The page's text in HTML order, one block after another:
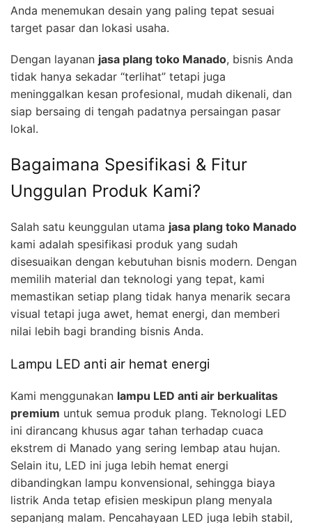
Anda menemukan desain yang paling tepat sesuai
target pasar dan lokasi usaha.
Dengan layanan jasa plang toko Manado, bisnis Anda
tidak hanya sekadar “terlihat” tetapi juga
meninggalkan kesan profesional, mudah dikenali, dan
siap bersaing di tengah padatnya persaingan pasar
lokal.
Bagaimana Spesifikasi & Fitur
Unggulan Produk Kami?
Salah satu keunggulan utama jasa plang toko Manado
kami adalah spesifikasi produk yang sudah
disesuaikan dengan kebutuhan bisnis modern. Dengan
memilih material dan teknologi yang tepat, kami
memastikan setiap plang tidak hanya menarik secara
visual tetapi juga awet, hemat energi, dan memberi
nilai lebih bagi branding bisnis Anda.
Lampu LED anti air hemat energi
Kami menggunakan lampu LED anti air berkualitas
premium untuk semua produk plang. Teknologi LED
ini dirancang khusus agar tahan terhadap cuaca
ekstrem di Manado yang sering lembap atau hujan.
Selain itu, LED ini juga lebih hemat energi
dibandingkan lampu konvensional, sehingga biaya
listrik Anda tetap efisien meskipun plang menyala
sepanjang malam. Pencahayaan LED juga lebih stabil,